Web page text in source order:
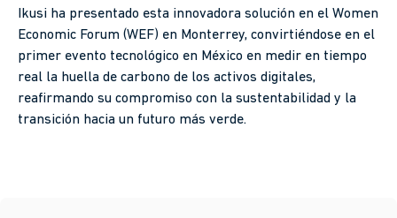
Ikusi ha presentado esta innovadora solución en el Women
Economic Forum (WEF) en Monterrey, convirtiéndose en el
primer evento tecnológico en México en medir en tiempo
real la huella de carbono de los activos digitales,
reafirmando su compromiso con la sustentabilidad y la
transición hacia un futuro más verde.